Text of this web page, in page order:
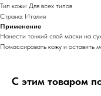
Тип кожи: Для всех типов
Страна: Италия
Применение
Нанести тонкий слой маски на
Помассировать кожу и оставить
С этим товаром